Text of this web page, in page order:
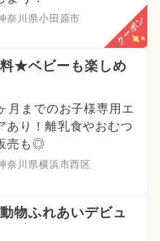
奈川県小田原市 クーポン
★ベビーも楽しめ
月までのお子様専用エ
あり！離乳食やおむつ
売も◎
奈川県横浜市西区
物ふれあいデビュ